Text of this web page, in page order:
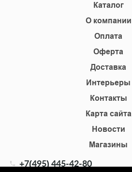
Каталог
О компании
Оплата
Оферта
Доставка
Интерьеры
Контакты
Карта сайта
Новости
Магазины
+7(495) 445-42-80